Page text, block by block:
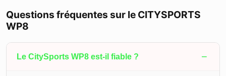
Questions fréquentes sur le CITYSPORTS
WP8
Le CitySports WP8 est-il fiable ? −